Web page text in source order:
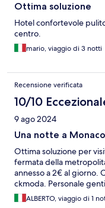
Ottima soluzione
Hotel confortevole
centro.
mario, viaggio di 3 notti
Recensione verificata
10/10
9 ago 2024
Una notte a Monaco
Ottima soluzione per
fermata della
annesso a 2€ al giorno.
ckmoda. Personale
ALBERTO, viaggio di 1